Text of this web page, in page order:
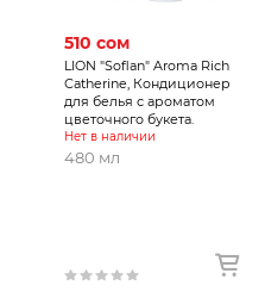
510 сом
LION "Soflan" Aroma Rich
Сatherine, Кондиционер
для белья с ароматом
цветочного букета.
Нет в наличии
480 мл